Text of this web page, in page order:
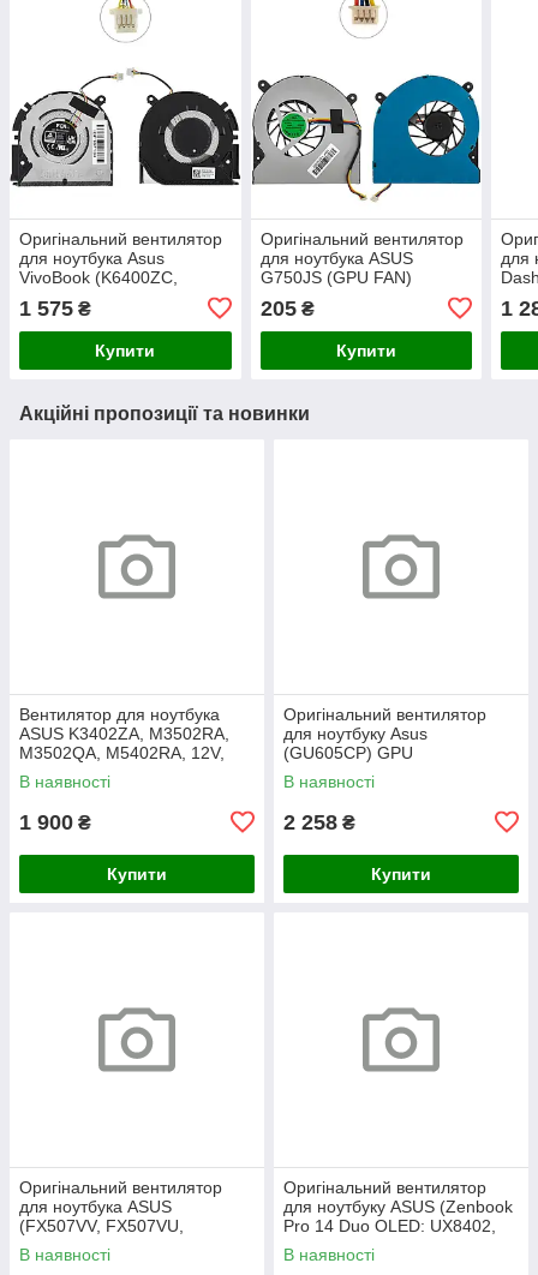
Оригінальний вентилятор
для ноутбука Asus
VivoBook (K6400ZC,
M3401QA, M3401QC) CPU
FAN
1 575 ₴
Купити
Оригінальний вентилятор
для ноутбука ASUS
G750JS (GPU FAN)
(Кулер)
205₴
Купити
для
1
Акційні пропозиції та новинки
Вентилятор для ноутбука
ASUS K3402ZA, M3502RA,
M3502QA, M5402RA, 12V,
(13NB0XW0T01011) (Кулер)
В наявності
1 900 ₴
Купити
Оригінальний вентилятор
для ноутбуку Asus
(GU605CP) GPU
В наявності
2 258 ₴
Купити
Оригінальний вентилятор
для ноутбука ASUS
(FX507VV, FX507VU,
FX507ZC), СPU, 5V
В наявності
Оригінальний вентилятор
для ноутбуку ASUS (Zenbook
Pro 14 Duo OLED: UX8402,
UX8402ZA UX8402ZE) GPU,
12V
В наявності